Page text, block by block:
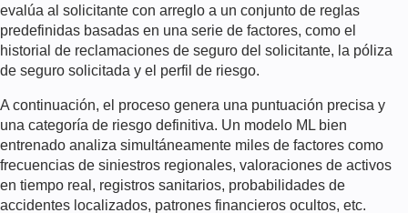
evalúa al solicitante con arreglo a un conjunto de reglas
predefinidas basadas en una serie de factores, como el
historial de reclamaciones de seguro del solicitante, la póliza
de seguro solicitada y el perfil de riesgo.
A continuación, el proceso genera una puntuación precisa y
una categoría de riesgo definitiva. Un modelo ML bien
entrenado analiza simultáneamente miles de factores como
frecuencias de siniestros regionales, valoraciones de activos
en tiempo real, registros sanitarios, probabilidades de
accidentes localizados, patrones financieros ocultos, etc.